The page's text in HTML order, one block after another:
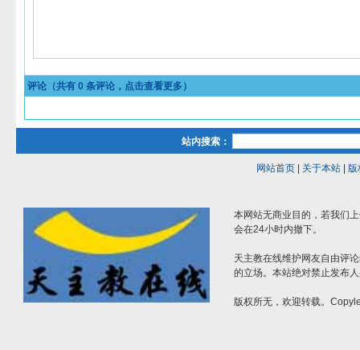
评论（共有 0 条评论，点击查看更多）
站内搜索：
网站首页| 关于本站| 版
本网站无商业目的，若我们
会在24小时内撤下。
天主教在线维护网友自由评
的立场。本站绝对禁止发布
版权所无，欢迎转载。